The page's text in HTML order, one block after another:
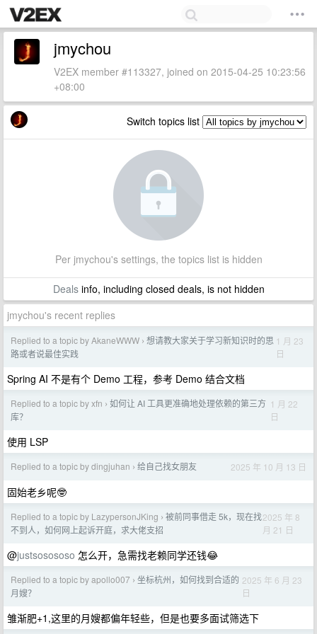
jmychou
V2EX member #113327, joined on 2015-04-25 10:23:56
+08:00
Switch topics list
Per jmychou's settings, the topics list is hidden
Dealsinfo, including closed deals, is not hidden
jmychou's recent replies
Replied to a topic by AkaneWWW › 想请教大家关于学习新知识时的思
路或者说最佳实践
1 月 23
日
Spring AI 不是有个 Demo 工程，参考 Demo 结合文档
Replied to a topic by xfn › 如何让 AI 工具更准确地处理依赖的第三方
库？
1 月 22
日
使用 LSP
Replied to a topic by dingjuhan › 给自己找女朋友 2025 年 10 月 13 日
固始老乡呢🤓
Replied to a topic by LazypersonJKing › 被前同事借走 5k，现在找
不到人，如何网上起诉开庭，求大佬支招
2025 年 8
月 21 日
@justsosososo 怎么开，急需找老赖同学还钱😂
Replied to a topic by apollo007 › 坐标杭州，如何找到合适的
月嫂？
2025 年 6 月 23
日
雏渐肥+1,这里的月嫂都偏年轻些，但是也要多面试筛选下